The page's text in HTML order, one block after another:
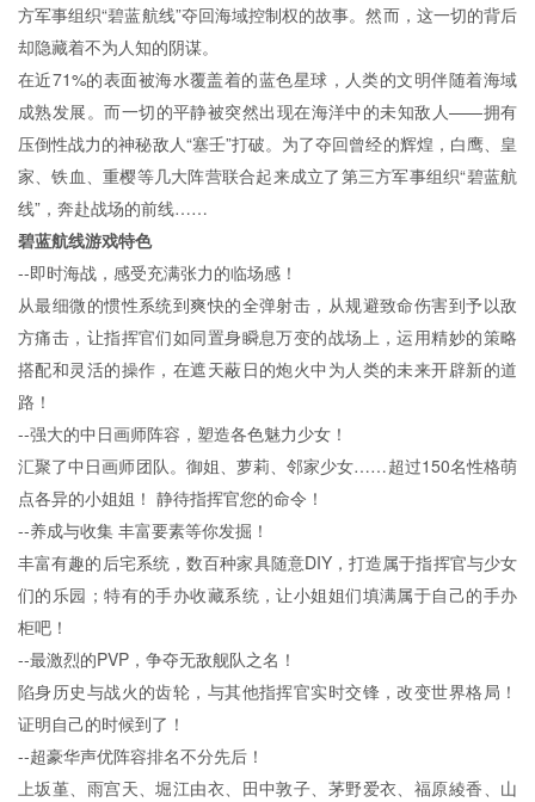
方军事组织“碧蓝航线”夺回海域控制权的故事。然而，这一切的背后
却隐藏着不为人知的阴谋。
在近71%的表面被海水覆盖着的蓝色星球，人类的文明伴随着海域
成熟发展。而一切的平静被突然出现在海洋中的未知敌人——拥有
压倒性战力的神秘敌人“塞壬”打破。为了夺回曾经的辉煌，白鹰、皇
家、铁血、重樱等几大阵营联合起来成立了第三方军事组织“碧蓝航
线”，奔赴战场的前线……
碧蓝航线游戏特色
--即时海战，感受充满张力的临场感！
从最细微的惯性系统到爽快的全弹射击，从规避致命伤害到予以敌
方痛击，让指挥官们如同置身瞬息万变的战场上，运用精妙的策略
搭配和灵活的操作，在遮天蔽日的炮火中为人类的未来开辟新的道
路！
--强大的中日画师阵容，塑造各色魅力少女！
汇聚了中日画师团队。御姐、萝莉、邻家少女……超过150名性格萌
点各异的小姐姐！ 静待指挥官您的命令！
--养成与收集 丰富要素等你发掘！
丰富有趣的后宅系统，数百种家具随意DIY，打造属于指挥官与少女
们的乐园；特有的手办收藏系统，让小姐姐们填满属于自己的手办
柜吧！
--最激烈的PVP，争夺无敌舰队之名！
陷身历史与战火的齿轮，与其他指挥官实时交锋，改变世界格局！
证明自己的时候到了！
--超豪华声优阵容排名不分先后！
上坂堇、雨宫天、堀江由衣、田中敦子、茅野爱衣、福原綾香、山